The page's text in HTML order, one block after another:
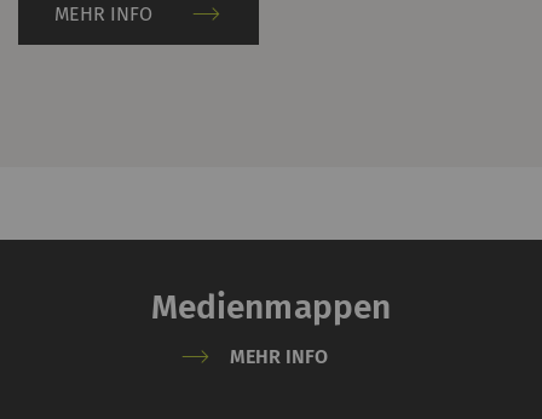
MEHR INFO
Medienmappen
MEHR INFO